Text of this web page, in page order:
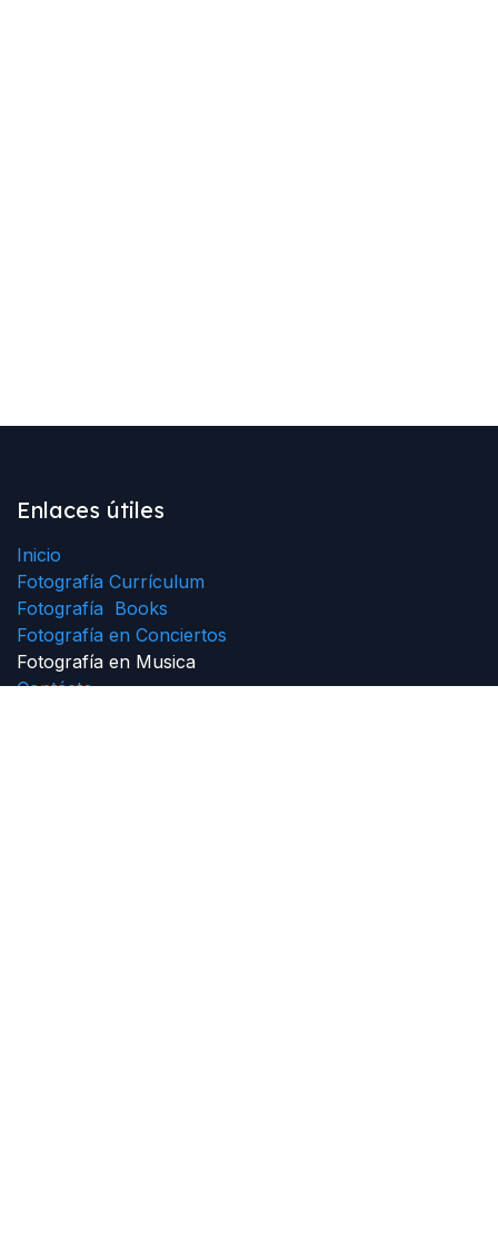
Enlaces útiles
Inicio
Fotografía Currículum
Fotografía Books
Fotografía en Conciertos
Fotografía en Musica
Contácto